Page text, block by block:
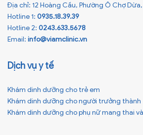
Địa chỉ: 12 Hoàng Cầu, Phường Ô Chợ
Hotline 1: 0935.18.39.39
Hotline 2: 0243.633.5678
Email: info@viamclinic.vn
Dịch vụ y tế
Khám dinh dưỡng cho trẻ em
Khám dinh dưỡng cho người trưởng thành
Khám dinh dưỡng cho phụ nữ mang thai